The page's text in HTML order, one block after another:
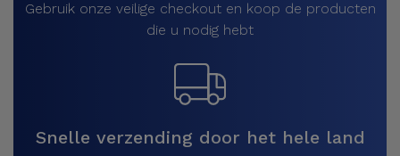
Gebruik onze veilige checkout en koop de producten
die u nodig hebt
Snelle verzending door het hele land